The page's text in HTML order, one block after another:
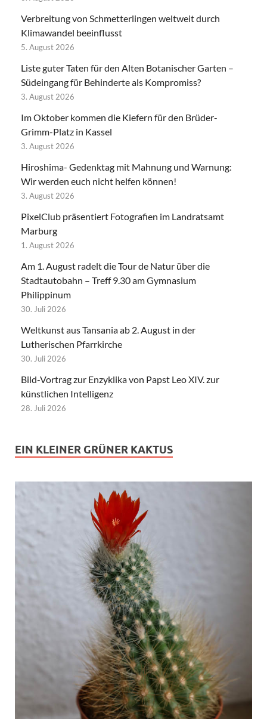
Verbreitung von Schmetterlingen weltweit durch
Klimawandel beeinflusst
5. August 2026
Liste guter Taten für den Alten Botanischer Garten –
Südeingang für Behinderte als Kompromiss?
3. August 2026
Im Oktober kommen die Kiefern für den Brüder-
Grimm-Platz in Kassel
3. August 2026
Hiroshima- Gedenktag mit Mahnung und Warnung:
Wir werden euch nicht helfen können!
3. August 2026
PixelClub präsentiert Fotografien im Landratsamt
Marburg
1. August 2026
Am 1. August radelt die Tour de Natur über die
Stadtautobahn – Treff 9.30 am Gymnasium
Philippinum
30. Juli 2026
Weltkunst aus Tansania ab 2. August in der
Lutherischen Pfarrkirche
30. Juli 2026
Bild-Vortrag zur Enzyklika von Papst Leo XIV. zur
künstlichen Intelligenz
28. Juli 2026
EIN KLEINER GRÜNER KAKTUS